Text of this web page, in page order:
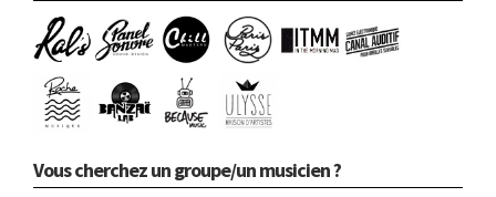
Vous cherchez un groupe/un musicien ?